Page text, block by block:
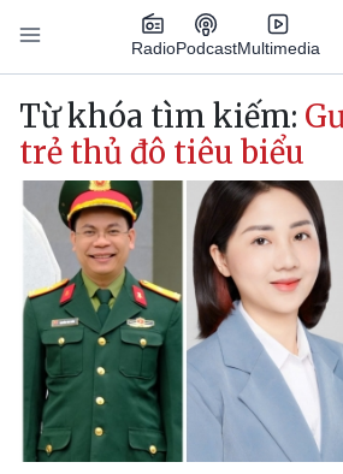
Nhảy đến nội dung
RadioPodcastMultimedia
Main navigation
Từ khóa tìm kiếm:
trẻ thủ đô tiêu biểu